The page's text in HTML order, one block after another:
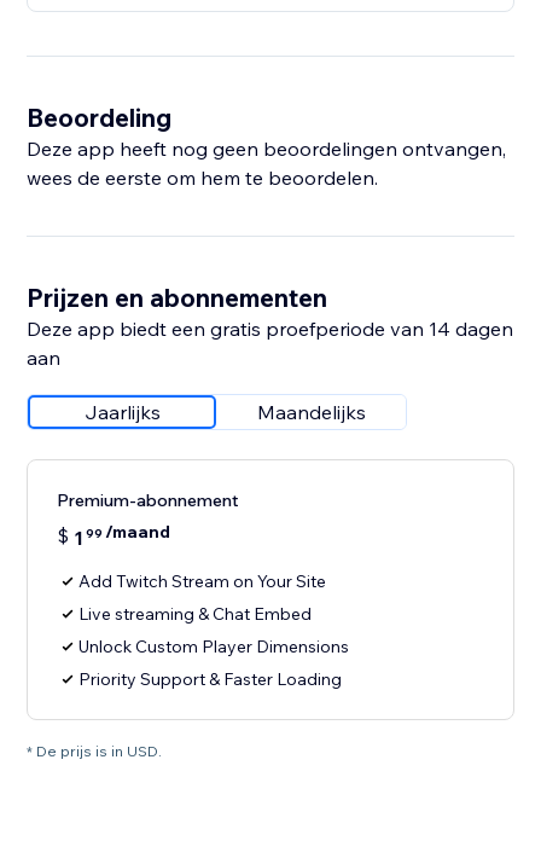
Beoordeling
Deze app heeft nog geen beoordelingen ontvangen,
wees de eerste om hem te beoordelen.
Prijzen en abonnementen
Deze app biedt een gratis proefperiode van 14 dagen
aan
Jaarlijks Maandelijks
Premium-abonnement
$ 1 99 /maand
Add Twitch Stream on Your Site
Live streaming & Chat Embed
Unlock Custom Player Dimensions
Priority Support & Faster Loading
* De prijs is in USD.